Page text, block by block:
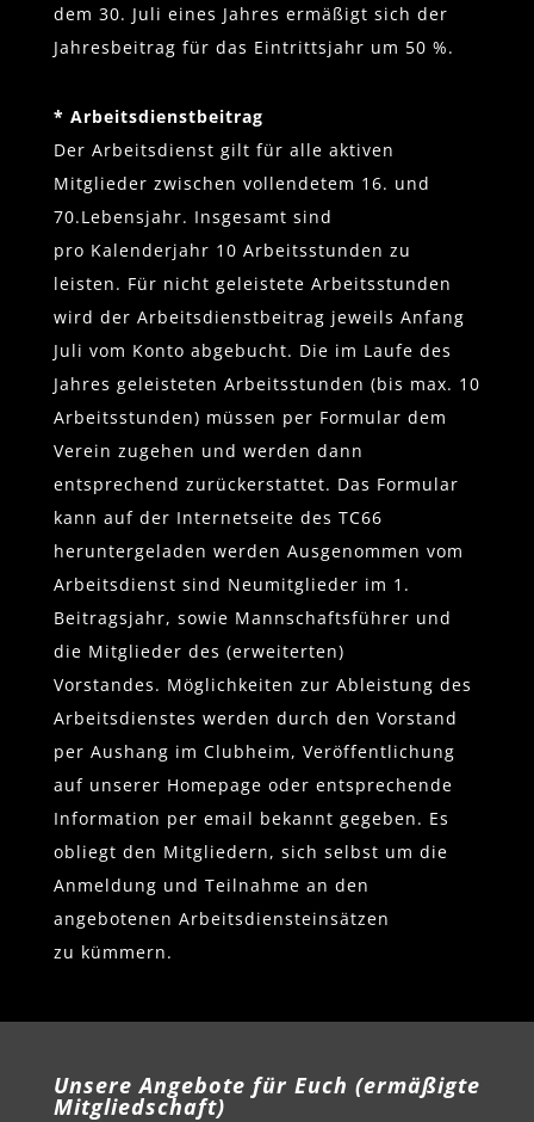
dem 30. Juli eines Jahres ermäßigt sich der
Jahresbeitrag für das Eintrittsjahr um 50 %.
* Arbeitsdienstbeitrag
Der Arbeitsdienst gilt für alle aktiven
Mitglieder zwischen vollendetem 16. und
70.Lebensjahr. Insgesamt sind
pro Kalenderjahr 10 Arbeitsstunden zu
leisten. Für nicht geleistete Arbeitsstunden
wird der Arbeitsdienstbeitrag jeweils Anfang
Juli vom Konto abgebucht. Die im Laufe des
Jahres geleisteten Arbeitsstunden (bis max. 10
Arbeitsstunden) müssen per Formular dem
Verein zugehen und werden dann
entsprechend zurückerstattet. Das Formular
kann auf der Internetseite des TC66
heruntergeladen werden Ausgenommen vom
Arbeitsdienst sind Neumitglieder im 1.
Beitragsjahr, sowie Mannschaftsführer und
die Mitglieder des (erweiterten)
Vorstandes. Möglichkeiten zur Ableistung des
Arbeitsdienstes werden durch den Vorstand
per Aushang im Clubheim, Veröffentlichung
auf unserer Homepage oder entsprechende
Information per email bekannt gegeben. Es
obliegt den Mitgliedern, sich selbst um die
Anmeldung und Teilnahme an den
angebotenen Arbeitsdiensteinsätzen
zu kümmern.
Unsere Angebote für Euch (ermäßigte
Mitgliedschaft)